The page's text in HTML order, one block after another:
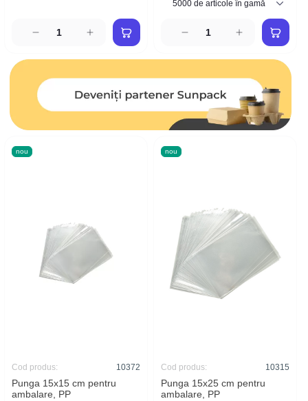
nou
Punga 15x15 cm pentru
ambalare, PP
Cod produs: 10372
nou
Punga 15x25 cm pentru
ambalare, PP
Cod produs: 10315